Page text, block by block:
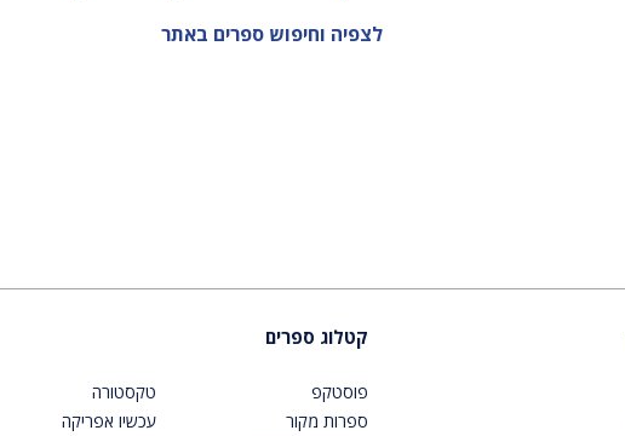
לצפיה וחיפוש ספרים באתר
קטלוג ספרים
פוסטקפ
ספרות מקור
טקסטורה
עכשיו אפריקה